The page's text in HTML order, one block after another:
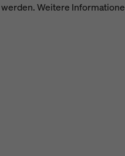
Weitere